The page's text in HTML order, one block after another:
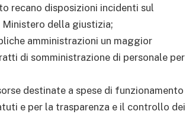
recano disposizioni incidenti sul
della giustizia;
amministrazioni un maggior
di somministrazione di personale per
destinate a spese di funzionamento
e per la trasparenza e il controllo dei